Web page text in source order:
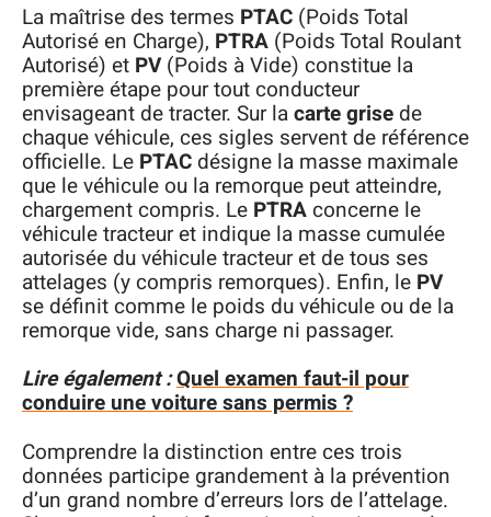
La maîtrise des termes PTAC (Poids Total
Autorisé en Charge), PTRA (Poids Total Roulant
Autorisé) et PV(Poids à Vide) constitue la
première étape pour tout conducteur
envisageant de tracter. Sur lacarte grise de
chaque véhicule, ces sigles servent de référence
officielle. Le PTAC désigne la masse maximale
que le véhicule ou la remorque peut atteindre,
chargement compris. Le PTRAconcerne le
véhicule tracteur et indique la masse cumulée
autorisée du véhicule tracteur et de tous ses
attelages (y compris remorques). Enfin, le PV
se définit comme le poids du véhicule ou de la
remorque vide, sans charge ni passager.
Lire également :Quel examen faut-il pour
conduire une voiture sans permis ?
Comprendre la distinction entre ces trois
données participe grandement à la prévention
d’un grand nombre d’erreurs lors de l’attelage.